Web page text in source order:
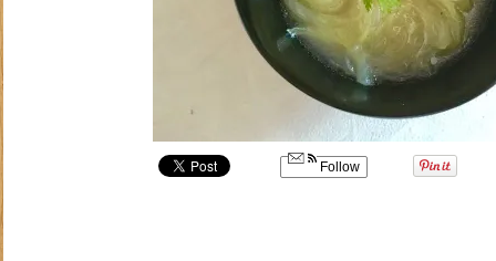
Follow